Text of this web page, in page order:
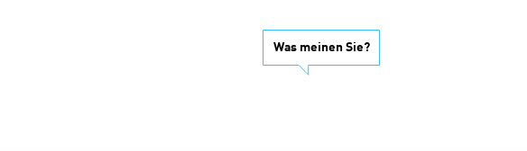
Was meinen Sie?